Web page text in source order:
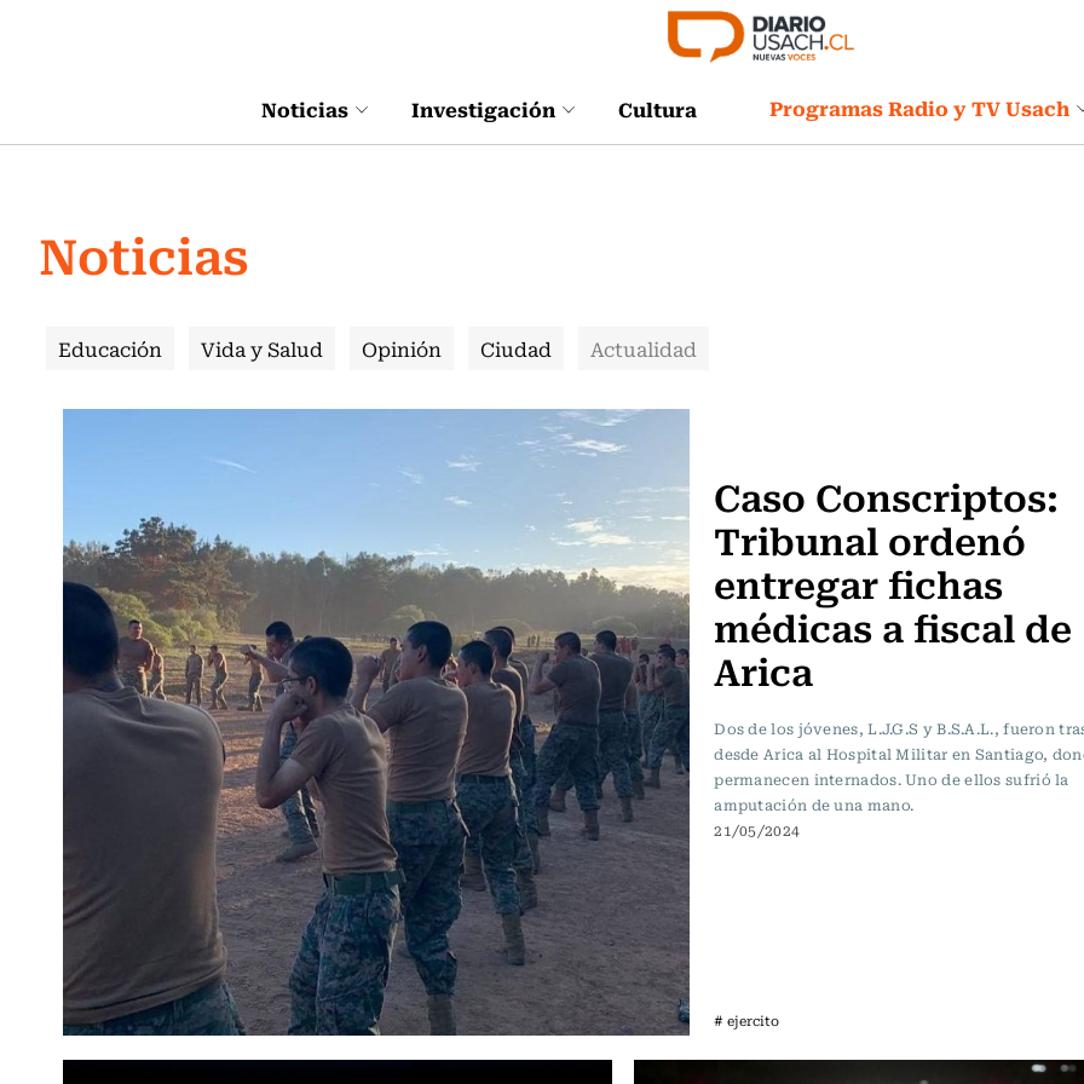
Noticias Investigación Cultura Programas Radio y TV Usach
Noticias
Educación Vida y Salud Opinión Ciudad Actualidad
Caso Conscriptos:
Tribunal ordenó
entregar fichas
médicas a fiscal de
Arica
Dos de los jóvenes, L.J.G.S y B.S.A.L., fueron
desde Arica al Hospital Militar en Santiago,
permanecen internados. Uno de ellos sufrió la
amputación de una mano.
21/05/2024
# ejercito